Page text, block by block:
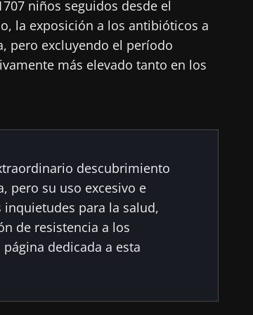
niños seguidos desde el
la exposición a los antibióticos a
pero excluyendo el período
más elevado tanto en los
descubrimiento
pero su uso excesivo e
para la salud,
de resistencia a los
dedicada a esta
y de dejar nuestro sitio web.
informado
microbiota para profesionales
Magazine" que le permitirá
tan rápido!
microbiota para profesionales
recibir más noticias de Biocodex
generalesde uso y la
Institute